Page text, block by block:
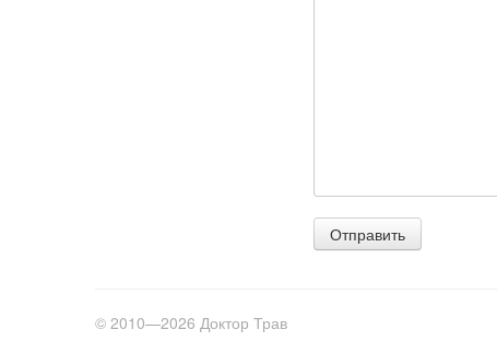
© 2010—2026 Доктор Трав